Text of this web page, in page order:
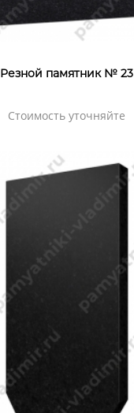
Резной памятник № 23
Стоимость уточняйте